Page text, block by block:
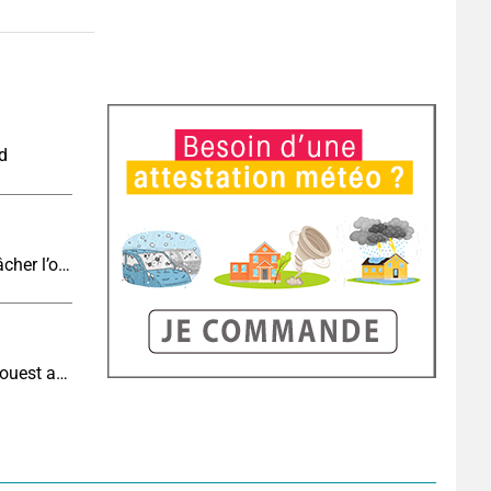
Eclipse J-4 : le brouillard côtier du soir peut-il gâcher l’observation de l’éclipse à la plage ?
Météo aujourd'hui : très fortes chaleurs au sud-ouest avant des orages, jusqu'à 39°C